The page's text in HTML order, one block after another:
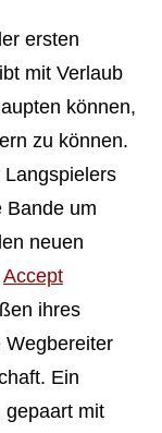
ersten
mit Verlaub
können,
zu können.
Bande um
neuen
Accept
ihres
Wegbereiter
Ein
gepaart mit